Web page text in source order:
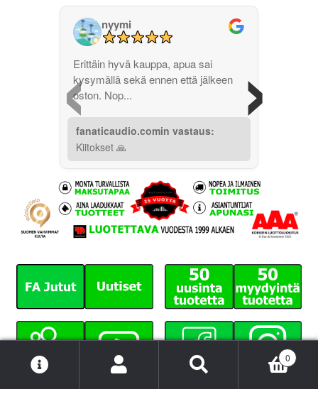
‹
nyymi
Erittäin hyvä kauppa, apua sai
kysymällä sekä ennen että jälkeen
oston. Nop...
fanaticaudio.comin vastaus:
Kiitokset 🙏
›
Haku
0